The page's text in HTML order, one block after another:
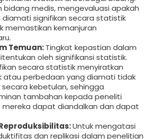
bidang medis, mengevaluasi apakah
diamati signifikan secara statistik
memastikan kemanjuran
Temuan:Tingkat kepastian dalam
oleh signifikansi statistik.
secara statistik menyiratkan
atau perbedaan yang diamati tidak
kebetulan, sehingga
tambahan kepada peneliti
dapat diandalkan dan dapat
Untuk mengatasi
dan replikasi dalam penelitian